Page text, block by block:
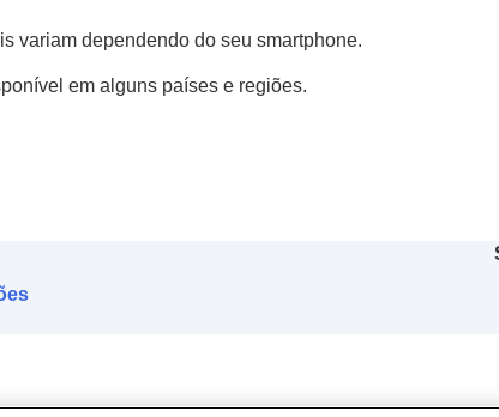
variam dependendo do seu smartphone.
em alguns países e regiões.